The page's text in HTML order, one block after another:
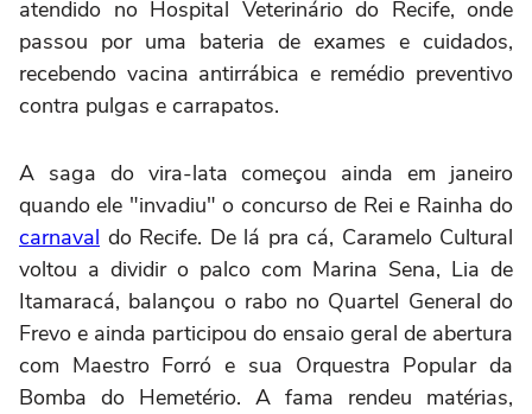
atendido no Hospital Veterinário do Recife, onde
passou por uma bateria de exames e cuidados,
recebendo vacina antirrábica e remédio preventivo
contra pulgas e carrapatos.
A saga do vira-lata começou ainda em janeiro
quando ele "invadiu" o concurso de Rei e Rainha do
carnaval do Recife. De lá pra cá, Caramelo Cultural
voltou a dividir o palco com Marina Sena, Lia de
Itamaracá, balançou o rabo no Quartel General do
Frevo e ainda participou do ensaio geral de abertura
com Maestro Forró e sua Orquestra Popular da
Bomba do Hemetério. A fama rendeu matérias,